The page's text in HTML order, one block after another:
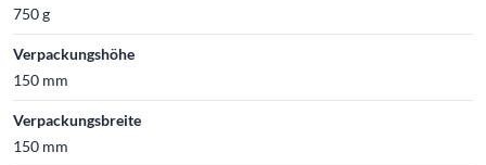
750 g
Verpackungshöhe
150 mm
Verpackungsbreite
150 mm